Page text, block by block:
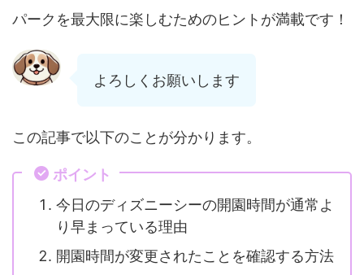
パークを最大限に楽しむためのヒントが満載です！
よろしくお願いします
この記事で以下のことが分かります。
ポイント
今日のディズニーシーの開園時間が通常よ
り早まっている理由
開園時間が変更されたことを確認する方法